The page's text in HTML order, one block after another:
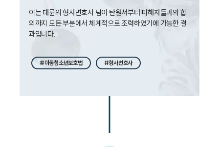
대륜법률상담예약
대륜법률상담예약
이는 대륜의 형사변호사 팀이 탄원서부터 피해자들과의 합
의까지 모든 부분에서 체계적으로 조력하였기에 가능한 결
과입니다.
#아동청소년보호법 #형사변호사